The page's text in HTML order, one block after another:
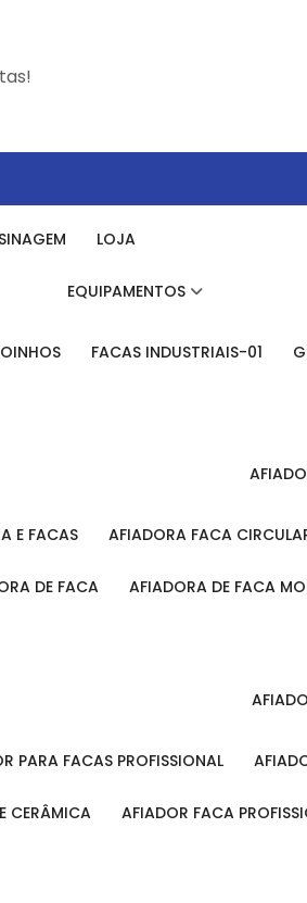
LOJA
EQUIPAMENTOS
FACAS INDUSTRIAIS-01
E FACAS AFIADORA FACA
DE FACA AFIADORA DE FACA
PARA FACAS PROFISSIONAL
CERÂMICA AFIADOR FACA